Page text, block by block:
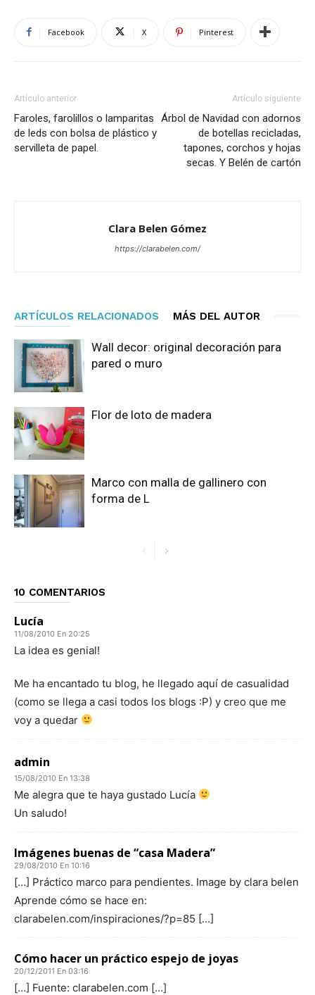
Facebook X Pinterest
Artículo anterior
Faroles, farolillos o lamparitas
de leds con bolsa de plástico y
servilleta de papel.
Artículo siguiente
Árbol de Navidad con adornos
de botellas recicladas,
tapones, corchos y hojas
secas. Y Belén de cartón
Clara Belen Gómez
https://clarabelen.com/
ARTÍCULOS RELACIONADOS MÁS DEL AUTOR
Wall decor: original decoración para
pared o muro
Flor de loto de madera
Marco con malla de gallinero con
forma de L
10 COMENTARIOS
Lucía
11/08/2010 En 20:25
La idea es genial!
Me ha encantado tu blog, he llegado aquí de casualidad
(como se llega a casi todos los blogs :P) y creo que me
voy a quedar
admin
15/08/2010 En 13:38
Me alegra que te haya gustado Lucía
Un saludo!
Imágenes buenas de “casa Madera”
29/08/2010 En 10:16
[…] Práctico marco para pendientes. Image by clara belen
Aprende cómo se hace en:
clarabelen.com/inspiraciones/?p=85 […]
Cómo hacer un práctico espejo de joyas
20/12/2011 En 03:16
[…] Fuente: clarabelen.com […]